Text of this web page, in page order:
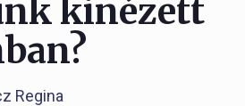
kinézett
Regina